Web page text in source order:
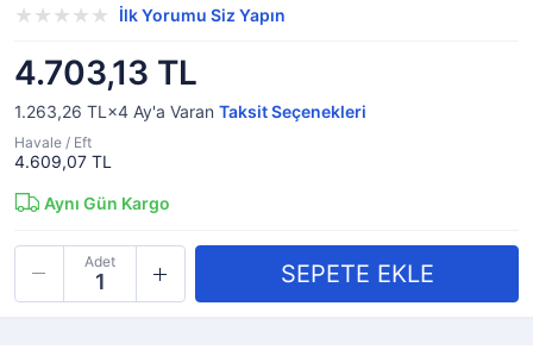
İlk Yorumu Siz Yapın
4.703,13 TL
1.263,26 TL×4 Ay'a Varan Taksit Seçenekleri
Havale / Eft
4.609,07 TL
Aynı Gün Kargo
Adet